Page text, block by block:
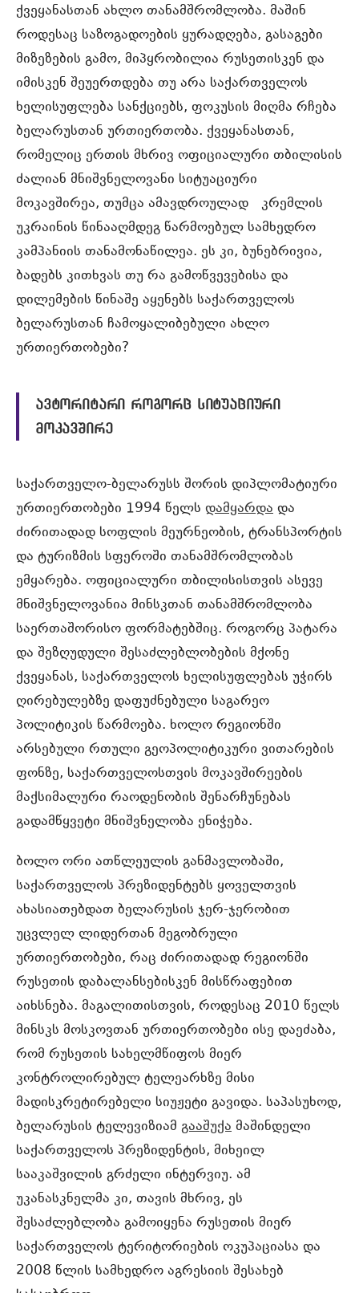
ქვეყანასთან ახლო თანამშრომლობა. მაშინ
როდესაც საზოგადოების ყურადღება, გასაგები
მიზეზების გამო, მიპყრობილია რუსეთისკენ და
იმისკენ შეუერთდება თუ არა საქართველოს
ხელისუფლება სანქციებს, ფოკუსის მიღმა რჩება
ბელარუსთან ურთიერთობა. ქვეყანასთან,
რომელიც ერთის მხრივ ოფიციალური თბილისის
ძალიან მნიშვნელოვანი სიტუაციური
მოკავშირეა, თუმცა ამავდროულად კრემლის
უკრაინის წინააღმდეგ წარმოებულ სამხედრო
კამპანიის თანამონაწილეა. ეს კი, ბუნებრივია,
ბადებს კითხვას თუ რა გამოწვევებისა და
დილემების წინაშე აყენებს საქართველოს
ბელარუსთან ჩამოყალიბებული ახლო
ურთიერთობები?
ავტორიტარი როგორც სიტუაციური
მოკავშირე
საქართველო-ბელარუსს შორის დიპლომატიური
ურთიერთობები 1994 წელს დამყარდადა
ძირითადად სოფლის მეურნეობის, ტრანსპორტის
და ტურიზმის სფეროში თანამშრომლობას
ემყარება. ოფიციალური თბილისისთვის ასევე
მნიშვნელოვანია მინსკთან თანამშრომლობა
საერთაშორისო ფორმატებშიც. როგორც პატარა
და შეზღუდული შესაძლებლობების მქონე
ქვეყანას, საქართველოს ხელისუფლებას უჭირს
ღირებულებზე დაფუძნებული საგარეო
პოლიტიკის წარმოება. ხოლო რეგიონში
არსებული რთული გეოპოლიტიკური ვითარების
ფონზე, საქართველოსთვის მოკავშირეების
მაქსიმალური რაოდენობის შენარჩუნებას
გადამწყვეტი მნიშვნელობა ენიჭება.
ბოლო ორი ათწლეულის განმავლობაში,
საქართველოს პრეზიდენტებს ყოველთვის
ახასიათებდათ ბელარუსის ჯერ-ჯერობით
უცვლელ ლიდერთან მეგობრული
ურთიერთობები, რაც ძირითადად რეგიონში
რუსეთის დაბალანსებისკენ მისწრაფებით
აიხსნება. მაგალითისთვის, როდესაც 2010 წელს
მინსკს მოსკოვთან ურთიერთობები ისე დაეძაბა,
რომ რუსეთის სახელმწიფოს მიერ
კონტროლირებულ ტელეარხზე მისი
მადისკრეტირებელი სიუჟეტი გავიდა. საპასუხოდ,
ბელარუსის ტელევიზიამ გააშუქამაშინდელი
საქართველოს პრეზიდენტის, მიხეილ
სააკაშვილის გრძელი ინტერვიუ. ამ
უკანასკნელმა კი, თავის მხრივ, ეს
შესაძლებლობა გამოიყენა რუსეთის მიერ
საქართველოს ტერიტორიების ოკუპაციასა და
2008 წლის სამხედრო აგრესიის შესახებ